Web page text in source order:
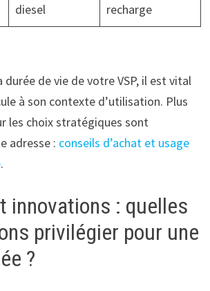
diesel
recharge
durée de vie de votre VSP, il est vital
à son contexte d’utilisation. Plus
les choix stratégiques sont
adresse : conseils d’achat et usage
.
innovations : quelles
privilégier pour une
?